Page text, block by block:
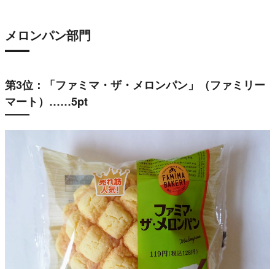
メロンパン部門
第3位：「ファミマ・ザ・メロンパン」（ファミリー
マート）……5pt